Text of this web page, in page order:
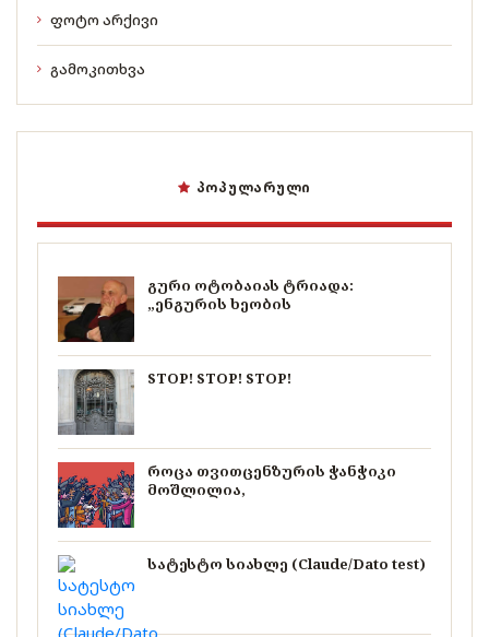
ფოტო არქივი
გამოკითხვა
ᲞᲝᲞᲣᲚᲐᲠᲣᲚᲘ
გური ოტობაიას ტრიადა:
„ენგურის ხეობის
STOP! STOP! STOP!
როცა თვითცენზურის ჭანჭიკი
მოშლილია,
სატესტო სიახლე (Claude/Dato test)